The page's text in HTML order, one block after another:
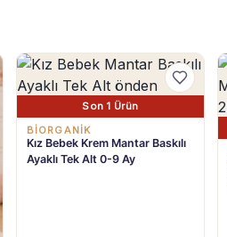
Son 1 Ürün
BIORGANIK
Kız Bebek Krem Mantar Baskılı
Ayaklı Tek Alt 0-9 Ay